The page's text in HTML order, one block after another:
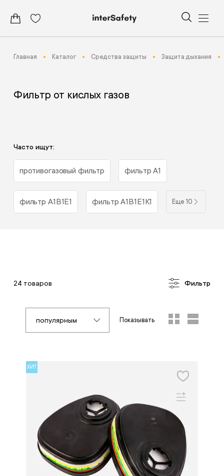
Главная Каталог Средства защиты Защита дыхания
Фильтр от кислых газов
Часто ищут:
противогазовый фильтр фильтр А1
фильтр А1В1Е1 фильтр А1В1Е1К1 Еще 10
24 товаров Фильтр
популярным Показывать
ХИТ